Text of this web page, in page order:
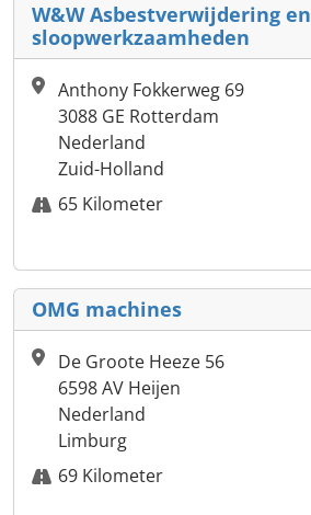
W&W Asbestverwijdering en
sloopwerkzaamheden
Anthony Fokkerweg 69
3088 GE Rotterdam
Nederland
Zuid-Holland
65 Kilometer
OMG machines
De Groote Heeze 56
6598 AV Heijen
Nederland
Limburg
69 Kilometer